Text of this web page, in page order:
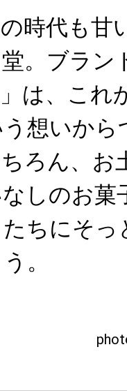
時代も甘
。ブラン
は、こ
想いか
ろん、お
しのお菓
ちにそっ
。